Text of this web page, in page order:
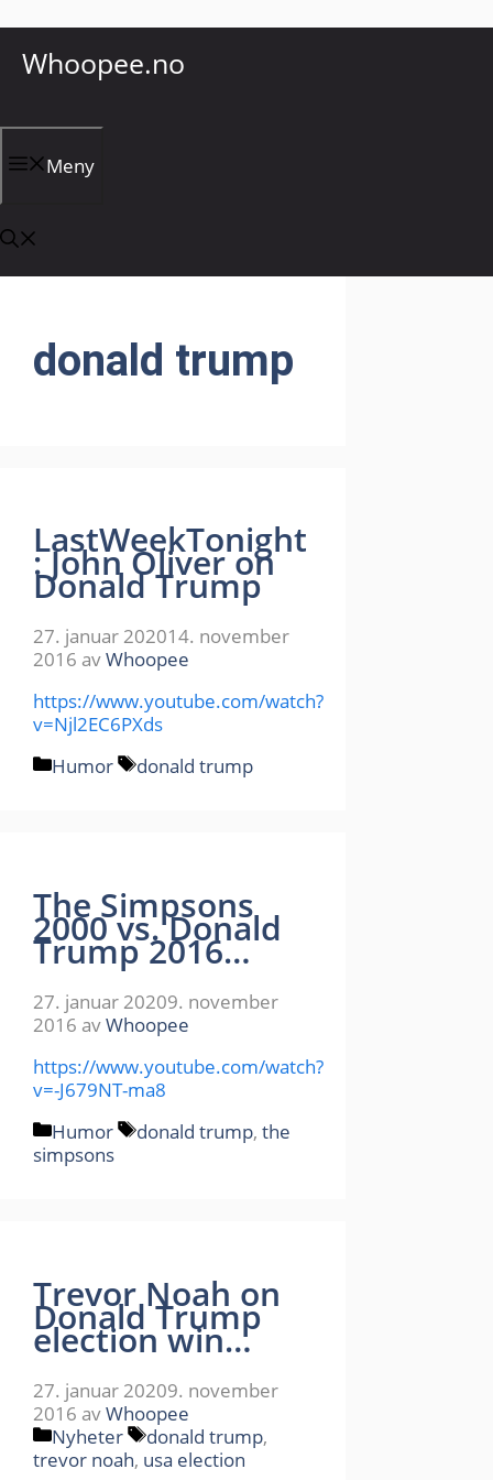
Whoopee.no
Meny
donald trump
LastWeekTonight
: John Oliver on
Donald Trump
27. januar 202014. november
2016 avWhoopee
https://www.youtube.com/watch?
v=Njl2EC6PXds
Kategorier
Humor Stikkord
donald trump
The Simpsons
2000 vs. Donald
Trump 2016…
27. januar 20209. november
2016 avWhoopee
https://www.youtube.com/watch?
v=-J679NT-ma8
Kategorier
Humor Stikkord
donald trump, the
simpsons
Trevor Noah on
Donald Trump
election win…
27. januar 20209. november
2016 avWhoopee
Kategorier
Nyheter Stikkord
donald trump,
trevor noah, usa election